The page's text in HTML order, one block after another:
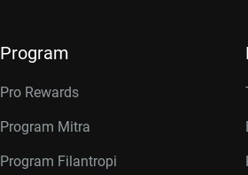
Program
Pro Rewards
Program Mitra
Program Filantropi